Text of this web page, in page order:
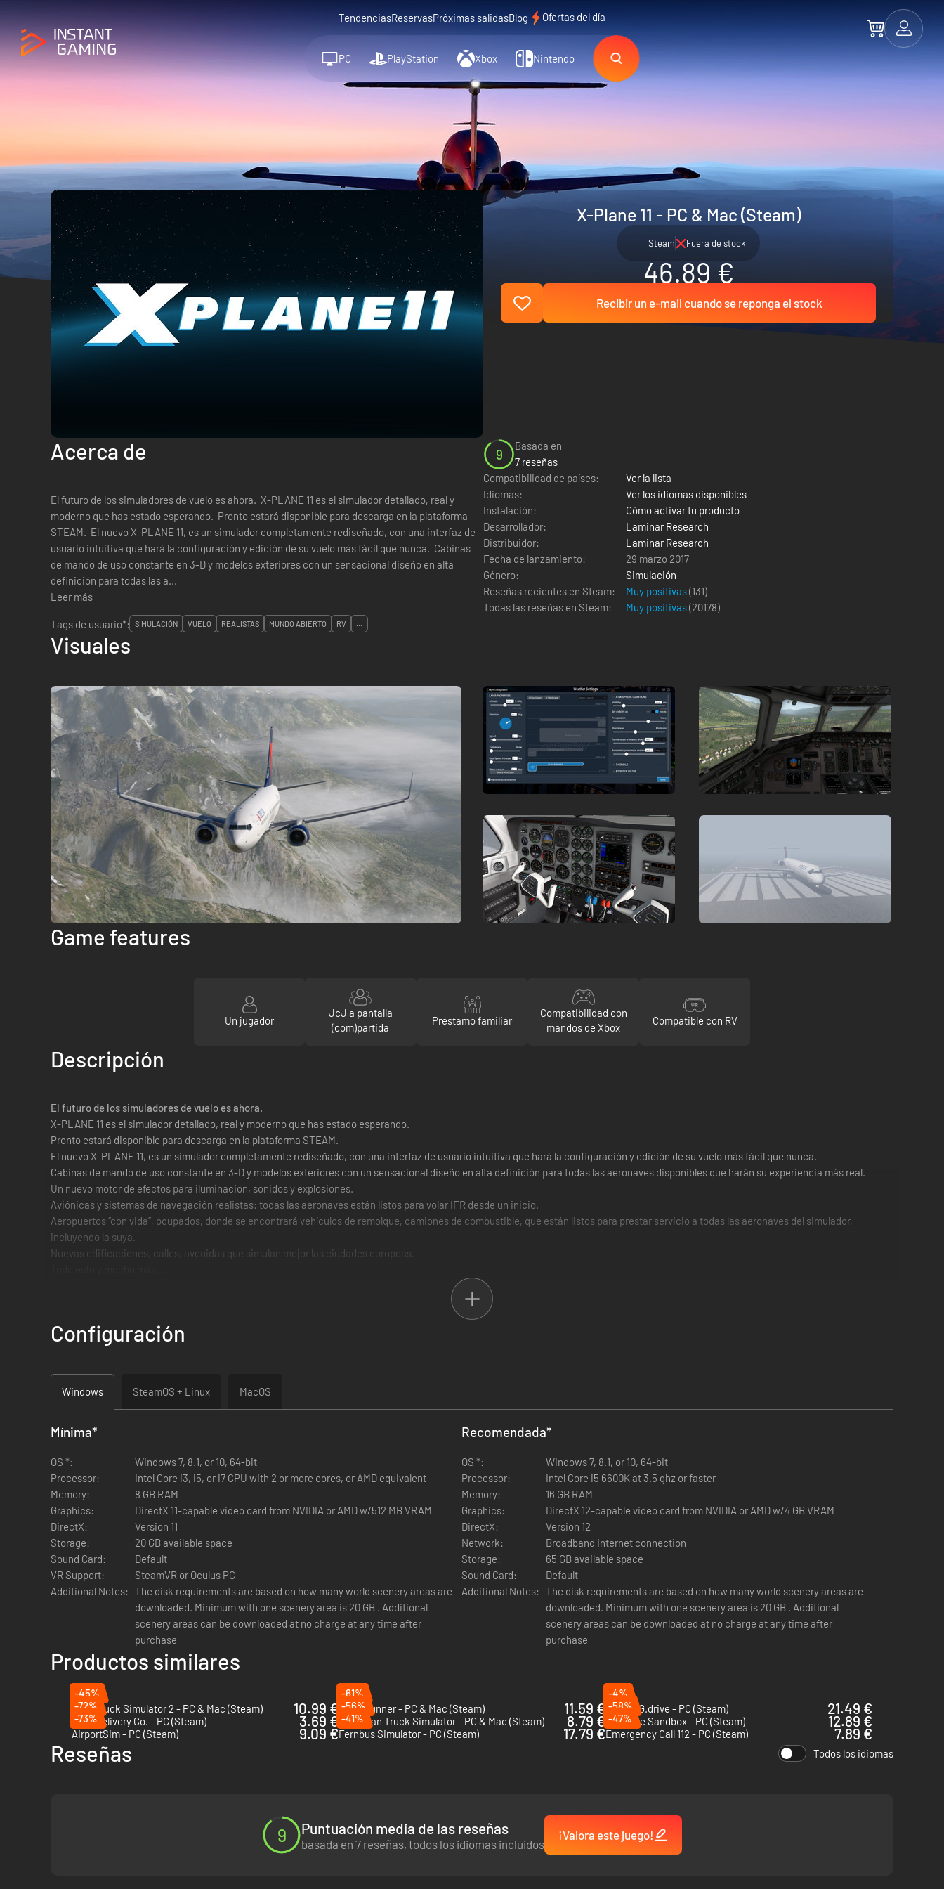
TendenciasReservasPróximas salidasBlog Ofertas del día
PC PlayStation Xbox Nintendo
X-Plane 11 - PC & Mac (Steam)
Steam Fuera de stock
46.89 €
Recibir un e-mail cuando se reponga el stock
Acerca de
El futuro de los simuladores de vuelo es ahora. X-PLANE 11 es el simulador detallado, real y
moderno que has estado esperando. Pronto estará disponible para descarga en la plataforma
STEAM. El nuevo X-PLANE 11, es un simulador completamente rediseñado, con una interfaz de
usuario intuitiva que hará la configuración y edición de su vuelo más fácil que nunca. Cabinas
de mando de uso constante en 3-D y modelos exteriores con un sensacional diseño en alta
definición para todas las a...
Leer más
9
Basada en
7 reseñas
Compatibilidad de países:
Ver la lista
Idiomas:
Ver los idiomas disponibles
Instalación:
Cómo activar tu producto
Desarrollador:
Laminar Research
Distribuidor:
Laminar Research
Fecha de lanzamiento:
29 marzo 2017
Género:
Simulación
Reseñas recientes en Steam:
Muy positivas(131)
Todas las reseñas en Steam:
Muy positivas(20178)
Tags de usuario*:
SIMULACIÓN VUELO REALISTAS MUNDO ABIERTO RV ...
Visuales
Game features
Un jugador
JcJ a pantalla
(com)partida
Préstamo familiar
Compatibilidad con
mandos de Xbox
Compatible con RV
Descripción
El futuro de los simuladores de vuelo es ahora.
X-PLANE 11 es el simulador detallado, real y moderno que has estado esperando.
Pronto estará disponible para descarga en la plataforma STEAM.
El nuevo X-PLANE 11, es un simulador completamente rediseñado, con una interfaz de usuario intuitiva que hará la configuración y edición de su vuelo más fácil que nunca.
Cabinas de mando de uso constante en 3-D y modelos exteriores con un sensacional diseño en alta definición para todas las aeronaves disponibles que harán su experiencia más real.
Un nuevo motor de efectos para iluminación, sonidos y explosiones.
Aviónicas y sistemas de navegación realistas: todas las aeronaves están listos para volar IFR desde un inicio.
Aeropuertos “con vida”, ocupados, donde se encontrará vehículos de remolque, camiones de combustible, que están listos para prestar servicio a todas las aeronaves del simulador,
incluyendo la suya.
Nuevas edificaciones, calles, avenidas que simulan mejor las ciudades europeas.
Configuración
Windows SteamOS + Linux MacOS
Mínima*
OS *:
Windows 7, 8.1, or 10, 64-bit
Processor:
Intel Core i3, i5, or i7 CPU with 2 or more cores, or AMD equivalent
Memory:
8 GB RAM
Graphics:
DirectX 11-capable video card from NVIDIA or AMD w/512 MB VRAM
DirectX:
Version 11
Storage:
20 GB available space
Sound Card:
Default
VR Support:
SteamVR or Oculus PC
Additional Notes: The disk requirements are based on how many world scenery areas are
downloaded. Minimum with one scenery area is 20 GB . Additional
scenery areas can be downloaded at no charge at any time after
purchase
Recomendada*
OS *:
Windows 7, 8.1, or 10, 64-bit
Processor:
Intel Core i5 6600K at 3.5 ghz or faster
Memory:
16 GB RAM
Graphics:
DirectX 12-capable video card from NVIDIA or AMD w/4 GB VRAM
DirectX:
Version 12
Network:
Broadband Internet connection
Storage:
65 GB available space
Sound Card:
Default
Additional Notes: The disk requirements are based on how many world scenery areas are
downloaded. Minimum with one scenery area is 20 GB . Additional
scenery areas can be downloaded at no charge at any time after
purchase
Productos similares
-45%
Euro Truck Simulator 2 - PC & Mac (Steam)
10.99 €
-61%
SnowRunner - PC & Mac (Steam)
11.59 €
-4%
BeamNG.drive - PC (Steam)
21.49 €
-72%
Easy Delivery Co. - PC (Steam)
3.69 €
-56%
American Truck Simulator - PC & Mac (Steam)
8.79 €
-58%
Universe Sandbox - PC (Steam)
12.89 €
-73%
AirportSim - PC (Steam)
9.09 €
-41%
Fernbus Simulator - PC (Steam)
17.79 €
-47%
Emergency Call 112 - PC (Steam)
7.89 €
Reseñas Todos los idiomas
9 Puntuación media de las reseñas
basada en 7 reseñas, todos los idiomas incluidos
¡Valora este juego!